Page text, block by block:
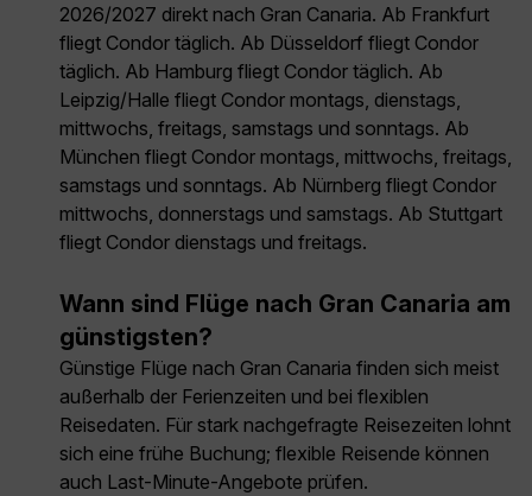
2026/2027 direkt nach Gran Canaria. Ab Frankfurt
fliegt Condor täglich. Ab Düsseldorf fliegt Condor
täglich. Ab Hamburg fliegt Condor täglich. Ab
Leipzig/Halle fliegt Condor montags, dienstags,
mittwochs, freitags, samstags und sonntags. Ab
München fliegt Condor montags, mittwochs, freitags,
samstags und sonntags. Ab Nürnberg fliegt Condor
mittwochs, donnerstags und samstags. Ab Stuttgart
fliegt Condor dienstags und freitags.
Wann sind Flüge nach Gran Canaria am
günstigsten?
Günstige Flüge nach Gran Canaria finden sich meist
außerhalb der Ferienzeiten und bei flexiblen
Reisedaten. Für stark nachgefragte Reisezeiten lohnt
sich eine frühe Buchung; flexible Reisende können
auch Last-Minute-Angebote prüfen.